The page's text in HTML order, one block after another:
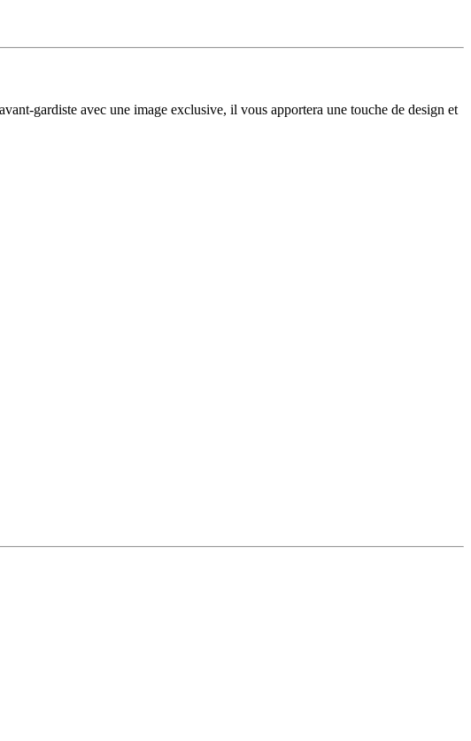
gardiste avec une image exclusive, il vous apportera une touche de design et